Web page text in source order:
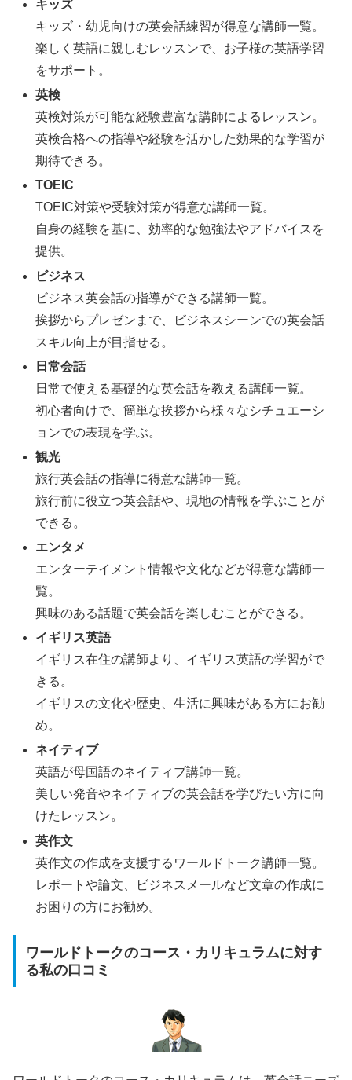
キッズ
キッズ・幼児向けの英会話練習が得意な講師一覧。
楽しく英語に親しむレッスンで、お子様の英語学習
をサポート。
英検
英検対策が可能な経験豊富な講師によるレッスン。
英検合格への指導や経験を活かした効果的な学習が
期待できる。
TOEIC
TOEIC対策や受験対策が得意な講師一覧。
自身の経験を基に、効率的な勉強法やアドバイスを
提供。
ビジネス
ビジネス英会話の指導ができる講師一覧。
挨拶からプレゼンまで、ビジネスシーンでの英会話
スキル向上が目指せる。
日常会話
日常で使える基礎的な英会話を教える講師一覧。
初心者向けで、簡単な挨拶から様々なシチュエーシ
ョンでの表現を学ぶ。
観光
旅行英会話の指導に得意な講師一覧。
旅行前に役立つ英会話や、現地の情報を学ぶことが
できる。
エンタメ
エンターテイメント情報や文化などが得意な講師一
覧。
興味のある話題で英会話を楽しむことができる。
イギリス英語
イギリス在住の講師より、イギリス英語の学習がで
きる。
イギリスの文化や歴史、生活に興味がある方にお勧
め。
ネイティブ
英語が母国語のネイティブ講師一覧。
美しい発音やネイティブの英会話を学びたい方に向
けたレッスン。
英作文
英作文の作成を支援するワールドトーク講師一覧。
レポートや論文、ビジネスメールなど文章の作成に
お困りの方にお勧め。
ワールドトークのコース・カリキュラムに対す
る私の口コミ